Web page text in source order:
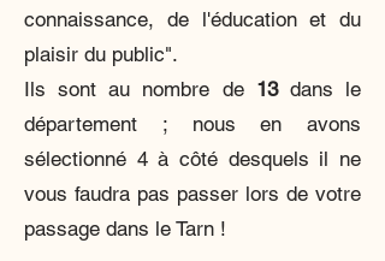
connaissance, de l'éducation et du
plaisir du public".
Ils sont au nombre de 13 dans le
département ; nous en avons
sélectionné 4 à côté desquels il ne
vous faudra pas passer lors de votre
passage dans le Tarn !